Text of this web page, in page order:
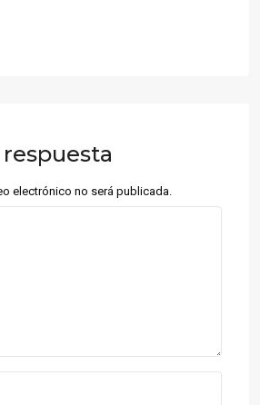
electrónico no será publicada.